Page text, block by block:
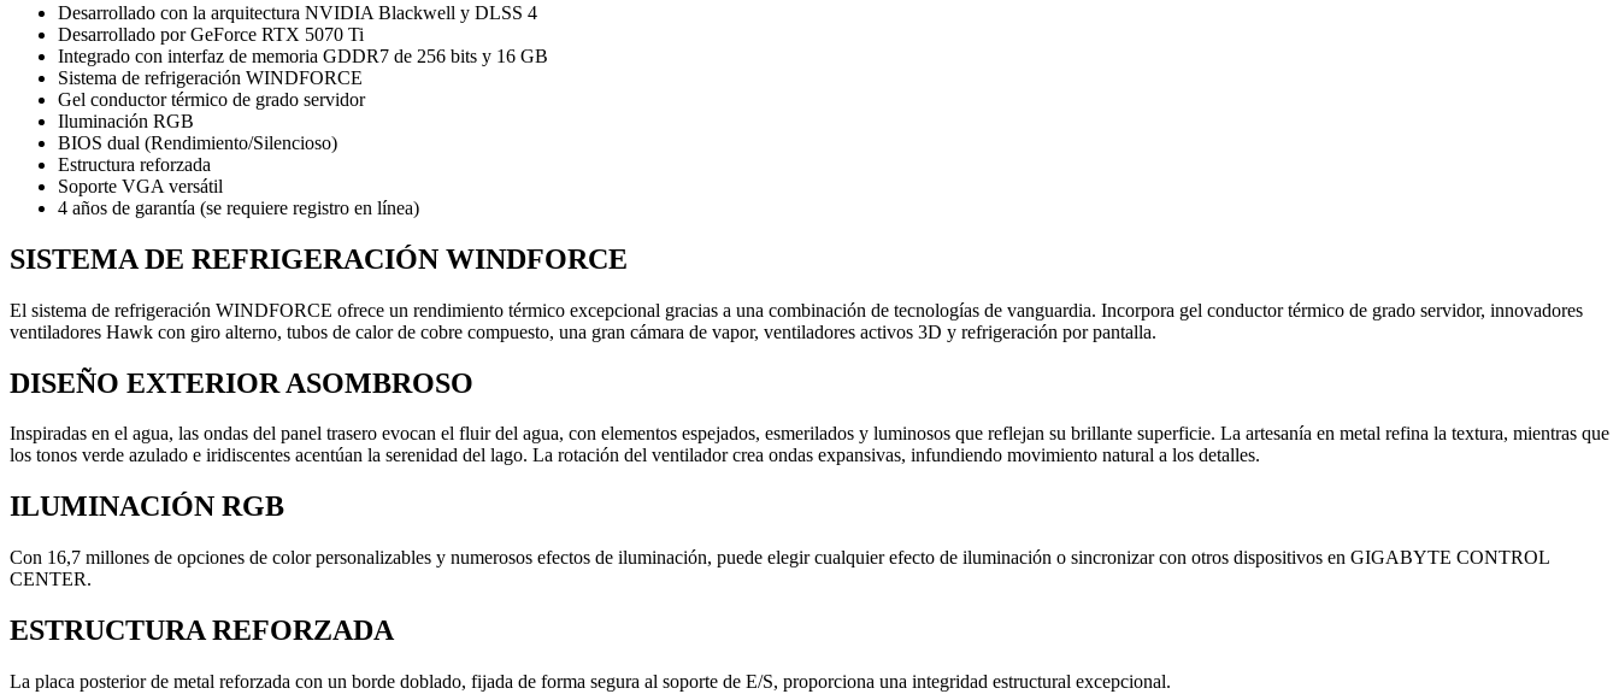
Desarrollado con la arquitectura NVIDIA Blackwell y DLSS 4
Desarrollado por GeForce RTX 5070 Ti
Integrado con interfaz de memoria GDDR7 de 256 bits y 16 GB
Sistema de refrigeración WINDFORCE
Gel conductor térmico de grado servidor
Iluminación RGB
BIOS dual (Rendimiento/Silencioso)
Estructura reforzada
Soporte VGA versátil
4 años de garantía (se requiere registro en línea)
SISTEMA DE REFRIGERACIÓN WINDFORCE
El sistema de refrigeración WINDFORCE ofrece un rendimiento térmico excepcional gracias a una combinación de tecnologías de vanguardia. Incorpora gel conductor térmico de grado servidor, innovadores
ventiladores Hawk con giro alterno, tubos de calor de cobre compuesto, una gran cámara de vapor, ventiladores activos 3D y refrigeración por pantalla.
DISEÑO EXTERIOR ASOMBROSO
Inspiradas en el agua, las ondas del panel trasero evocan el fluir del agua, con elementos espejados, esmerilados y luminosos que reflejan su brillante superficie. La artesanía en metal refina la textura, mientras que
los tonos verde azulado e iridiscentes acentúan la serenidad del lago. La rotación del ventilador crea ondas expansivas, infundiendo movimiento natural a los detalles.
ILUMINACIÓN RGB
Con 16,7 millones de opciones de color personalizables y numerosos efectos de iluminación, puede elegir cualquier efecto de iluminación o sincronizar con otros dispositivos en GIGABYTE CONTROL
CENTER.
ESTRUCTURA REFORZADA
La placa posterior de metal reforzada con un borde doblado, fijada de forma segura al soporte de E/S, proporciona una integridad estructural excepcional.